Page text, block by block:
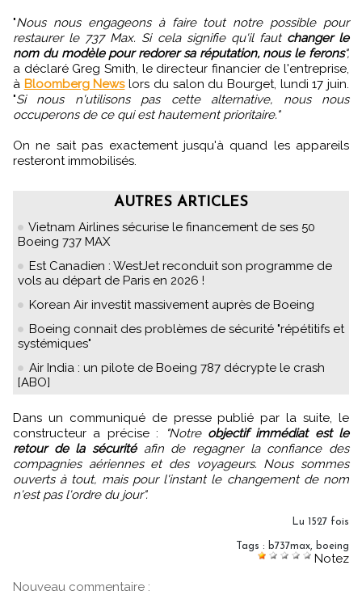
"Nous nous engageons à faire tout notre possible pour
restaurer le 737 Max. Si cela signifie qu'il faut changer le
nom du modèle pour redorer sa réputation, nous le ferons",
a déclaré Greg Smith, le directeur financier de l'entreprise,
à Bloomberg Newslors du salon du Bourget, lundi 17 juin.
"Si nous n'utilisons pas cette alternative, nous nous
occuperons de ce qui est hautement prioritaire."
On ne sait pas exactement jusqu'à quand les appareils
resteront immobilisés.
AUTRES ARTICLES
Vietnam Airlines sécurise le financement de ses 50
Boeing 737 MAX
Est Canadien : WestJet reconduit son programme de
vols au départ de Paris en 2026 !
Korean Air investit massivement auprès de Boeing
Boeing connait des problèmes de sécurité "répétitifs et
systémiques"
Air India : un pilote de Boeing 787 décrypte le crash
[ABO]
Dans un communiqué de presse publié par la suite, le
constructeur a précise :
"Notre objectif immédiat est le
retour de la sécuritéafin de regagner la confiance des
compagnies aériennes et des voyageurs. Nous sommes
ouverts à tout, mais pour l'instant le changement de nom
n'est pas l'ordre du jour".
Lu 1527 fois
Tags : b737max boeing
Notez
Nouveau commentaire :